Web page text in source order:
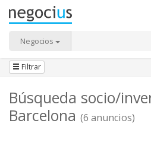
Negocios
Filtrar
Búsqueda socio/
Barcelona (6 anuncios)